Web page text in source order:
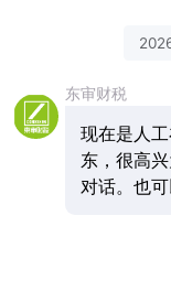
东审财税
现在是人
东，很高
对话。也